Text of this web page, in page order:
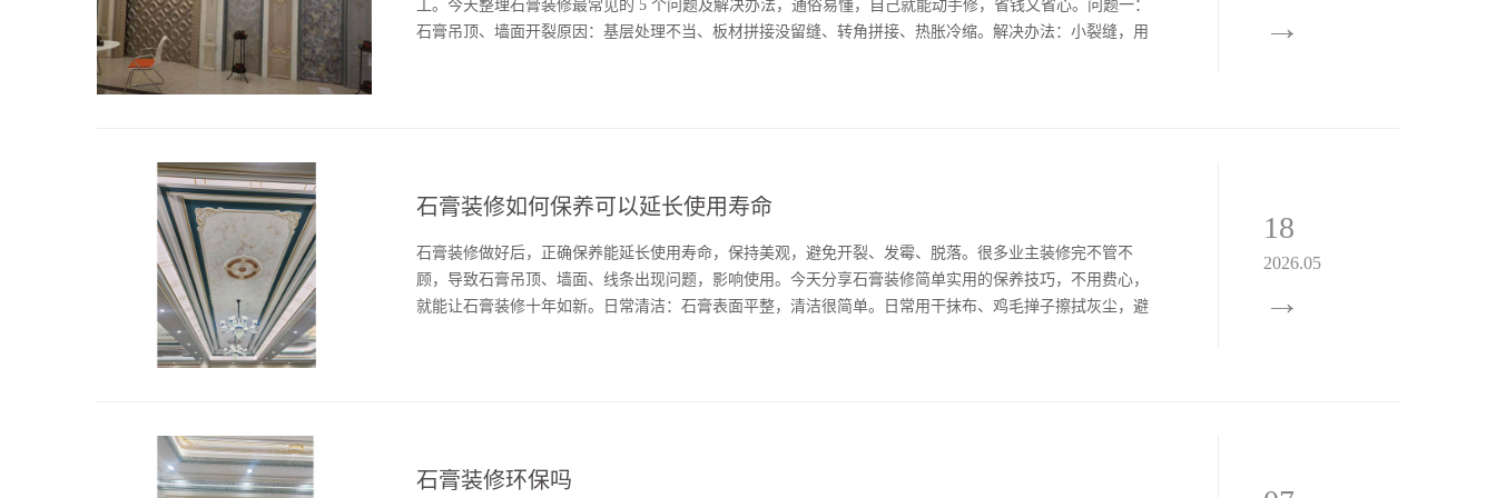
工。今天整理石膏装修最常见的 5 个问题及解决办法，通俗易懂，自己就能动手修，省钱又省心。问题一：
石膏吊顶、墙面开裂原因：基层处理不当、板材拼接没留缝、转角拼接、热胀冷缩。解决办法：小裂缝，用
→
石膏装修如何保养可以延长使用寿命
石膏装修做好后，正确保养能延长使用寿命，保持美观，避免开裂、发霉、脱落。很多业主装修完不管不
顾，导致石膏吊顶、墙面、线条出现问题，影响使用。今天分享石膏装修简单实用的保养技巧，不用费心，
就能让石膏装修十年如新。日常清洁：石膏表面平整，清洁很简单。日常用干抹布、鸡毛掸子擦拭灰尘，避
18
2026.05
→
石膏装修环保吗